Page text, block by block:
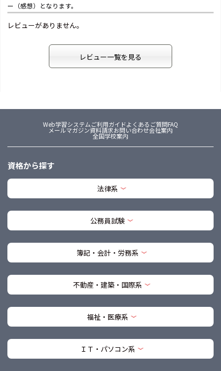
ー（感想）となります。
レビューがありません。
レビュー一覧を見る
Web学習システムご利用ガイドよくあるご質問FAQ
メールマガジン資料請求お問い合わせ会社案内
全国学校案内
資格から探す
法律系
公務員試験
簿記・会計・労務系
不動産・建築・国際系
福祉・医療系
ＩＴ・パソコン系